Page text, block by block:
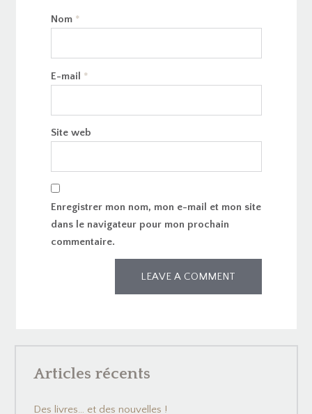
Nom *
E-mail *
Site web
Enregistrer mon nom, mon e-mail et mon site
dans le navigateur pour mon prochain
commentaire.
Articles récents
Des livres… et des nouvelles !